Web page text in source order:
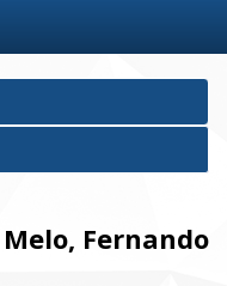
Fernando